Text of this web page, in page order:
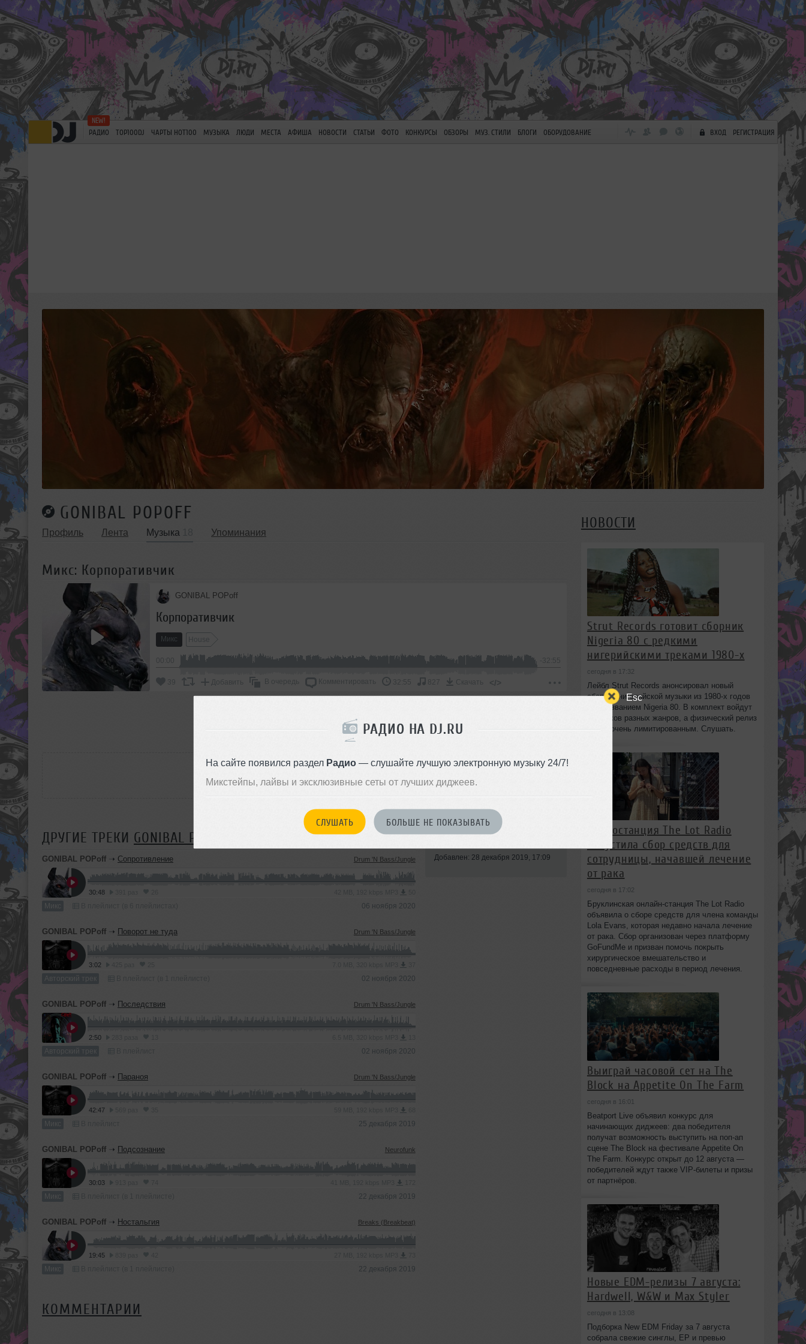
Esc
РАДИО НА DJ.RU
На сайте появился раздел Радио— слушайте лучшую электронную музыку 24/7!
Микстейпы, лайвы и эксклюзивные сеты от лучших диджеев.
СЛУШАТЬ БОЛЬШЕ НЕ ПОКАЗЫВАТЬ
РАДИО TOP100DJ ЧАРТЫ HOT100 МУЗЫКА ЛЮДИ МЕСТА АФИША НОВОСТИ СТАТЬИ ФОТО КОНКУРСЫ ОБЗОРЫ МУЗ. СТИЛИ БЛОГИ ОБОРУДОВАНИЕ ВХОД РЕГИСТРАЦИЯ
GONIBAL POPOFF
Профиль Лента Музыка Упоминания
Микс: Корпоративчик
GONIBAL POPoff
Корпоративчик
Микс House
-32:55
39 Добавить В очередь Комментировать 32:55 827 Скачать </>
ПОДДЕРЖАТЬ АРТИСТА
ДРУГИЕ ТРЕКИ GONIBAL POPOFF
GONIBAL POPoff ➝ Сопротивление Drum 'N Bass/Jungle
30:48
Микс 06 ноября 2020
GONIBAL POPoff ➝ Поворот не туда Drum 'N Bass/Jungle
3:02
Авторский трек 02 ноября 2020
GONIBAL POPoff ➝ Последствия Drum 'N Bass/Jungle
2:50
Авторский трек 02 ноября 2020
GONIBAL POPoff ➝ Параноя Drum 'N Bass/Jungle
42:47
Микс 25 декабря 2019
GONIBAL POPoff ➝ Подсознание Neurofunk
30:03
Микс 22 декабря 2019
GONIBAL POPoff ➝ Ностальгия Breaks (Breakbeat)
19:45
Микс 22 декабря 2019
Стиль: House
Добавлен: 28 декабря 2019, 17:09
КОММЕНТАРИИ
НОВОСТИ
Strut Records готовит сборник
Nigeria 80 с редкими
нигерийскими треками 1980-х
сегодня в 17:32
Лейбл Strut Records анонсировал новый
сборник нигерийской музыки из 1980-х годов
под названием Nigeria 80. В комплект войдут
13 треков разных жанров, а физический релиз
будет очень лимитированным. Слушать.
Радиостанция The Lot Radio
запустила сбор средств для
сотрудницы, начавшей лечение
от рака
сегодня в 17:02
Бруклинская онлайн-станция The Lot Radio
объявила о сборе средств для члена команды
Lola Evans, которая недавно начала лечение
от рака. Сбор организован через платформу
GoFundMe и призван помочь покрыть
хирургическое вмешательство и
повседневные расходы в период лечения.
Выиграй часовой сет на The
Block на Appetite On The Farm
сегодня в 16:01
Beatport Live объявил конкурс для
начинающих диджеев: два победителя
получат возможность выступить на поп‑ап
сцене The Block на фестивале Appetite On
The Farm. Конкурс открыт до 12 августа —
победителей ждут также VIP‑билеты и призы
от партнёров.
Новые EDM-релизы 7 августа:
Hardwell, W&W и Max Styler
сегодня в 13:08
Подборка New EDM Friday за 7 августа
собрала свежие синглы, EP и превью